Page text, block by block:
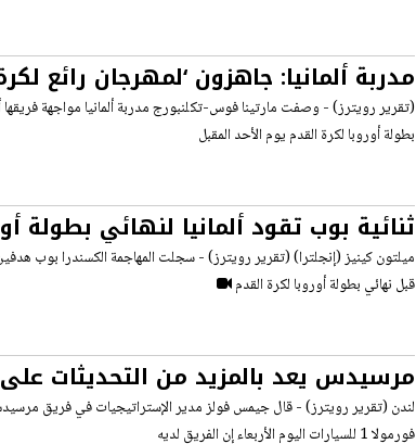
مدربة ألمانيا: جاهزون ‘لمهرجان رائع
(تقرير رويترز) - وصفت مارتينا فوس-تكلنبورج مدربة ألمانيا مواجهة فريقها
بطولة أوروبا لكرة القدم يوم الأحد المقبل
ثنائية بوب تقود ألمانيا لنهائي بطولة
قبل نهائي بطولة أوروبا لكرة القدم
مرسيدس يعد بالمزيد من التحديثات
السباقات المقبلة
لندن (تقرير رويترز) - قال جيمس فولز مدير الإستراتيجيات في فريق
فورمولا 1 للسيارات اليوم الأربعاء إن الفريق لديه